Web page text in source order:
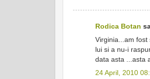
Rodica Botan
Virginia...am
lui si a nu-i
data asta ...asta
24 April, 2010